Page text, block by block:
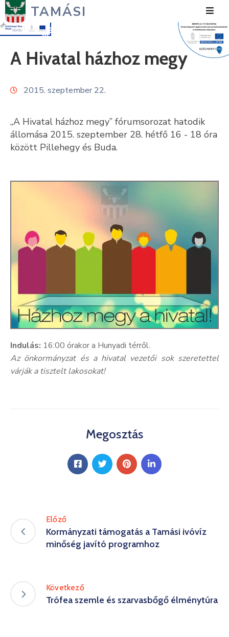
TAMÁSI
Önkormányzat
Hivatal
Közérdekű
Kultúra
Keresés
A Hivatal házhoz megy
2015. szeptember 22.
„A Hivatal házhoz megy” fórumsorozat hatodik
állomása 2015. szeptember 28. hétfő 16 - 18 óra
között Pillehegy és Buda.
Indulás: 16:00 órakor a Hunyadi térről.
Az önkormányzat és a hivatal vezetői sok szeretettel
várják a tisztelt lakosokat!
Megosztás
Előző
Kormányzati támogatás a Tamási ivóvíz
minőség javító programhoz
Következő
Trófea szemle és szarvasbőgő élménytúra